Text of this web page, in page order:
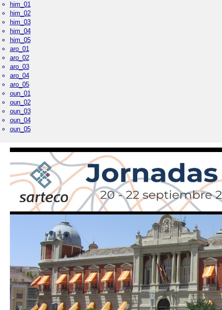
him_01
him_02
him_03
him_04
him_05
aro_01
aro_02
aro_03
aro_04
aro_05
oun_01
oun_02
oun_03
oun_04
oun_05
Palacio Real